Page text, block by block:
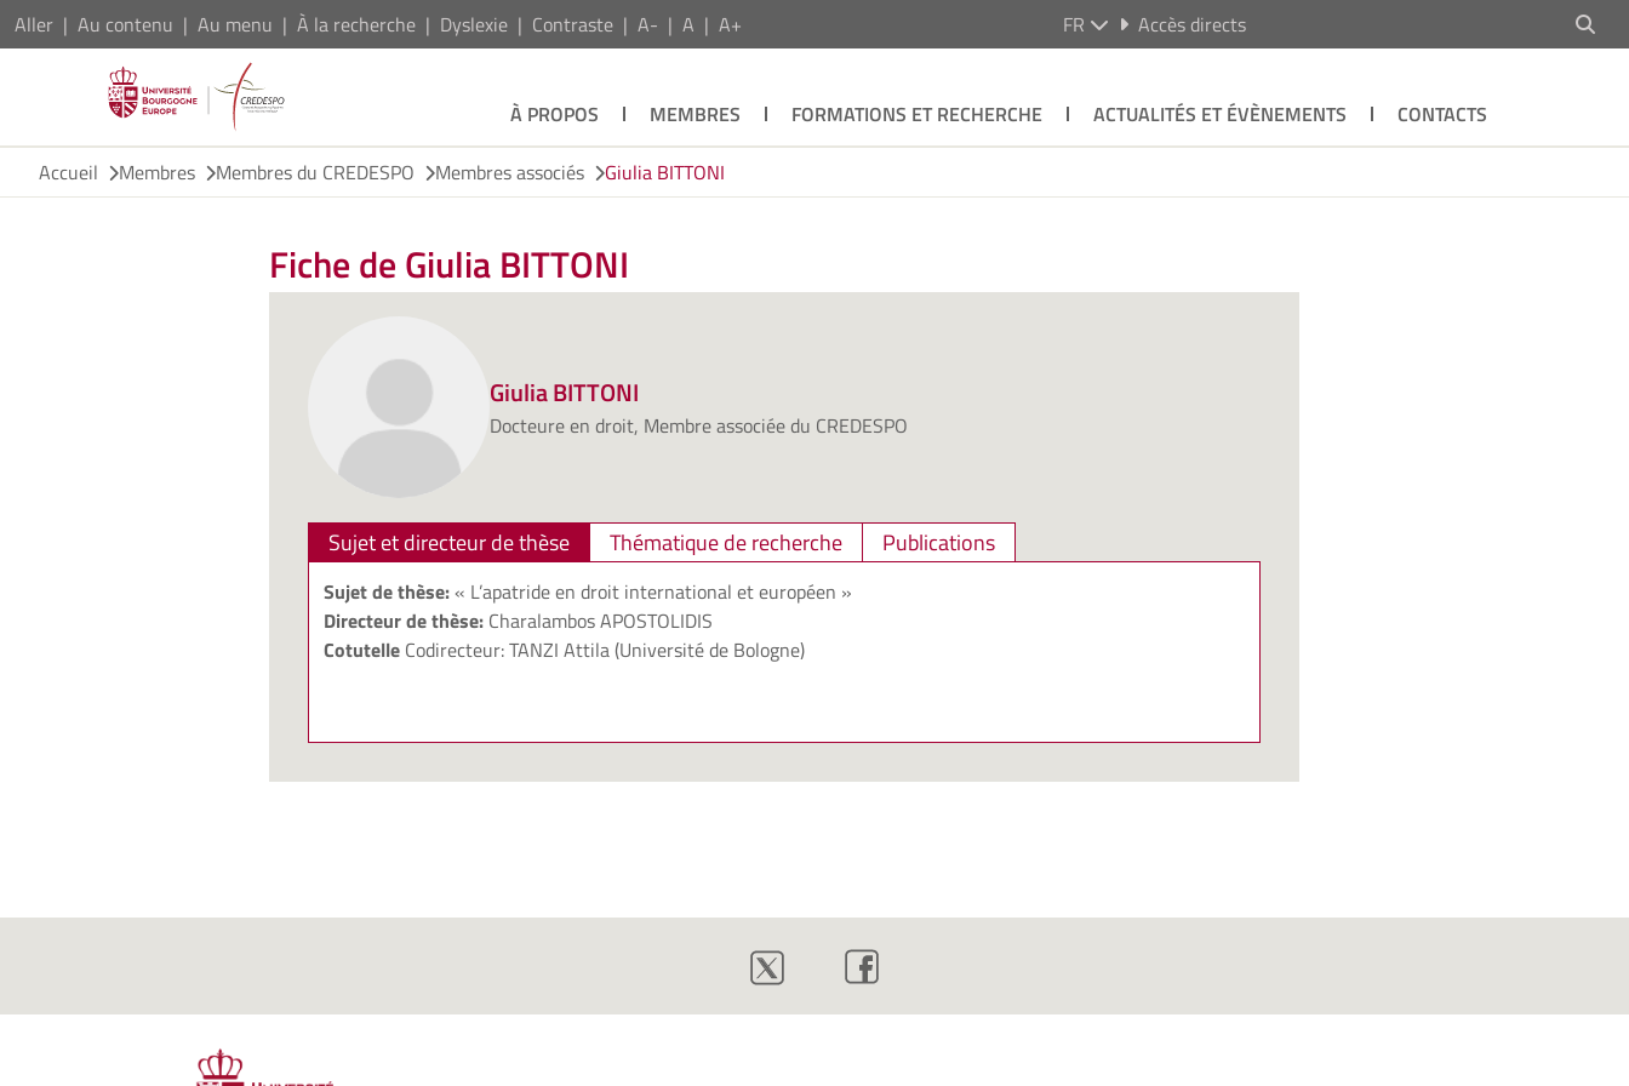
Aller Au contenu Au menu À la recherche Dyslexie Contraste A- A A+ FR Accès directs
À PROPOS MEMBRES FORMATIONS ET RECHERCHE ACTUALITÉS ET ÉVÈNEMENTS
CONTACTS
Accueil
Membres Membres du CREDESPO Membres associés Giulia BITTONI
Fiche de Giulia BITTONI
Giulia BITTONI
Docteure en droit, Membre associée du CREDESPO
Sujet et directeur de thèse Thématique de recherche Publications
Sujet de thèse:« L’apatride en droit international et européen »
Directeur de thèse: Charalambos APOSTOLIDIS
Cotutelle Codirecteur: TANZI Attila (Université de Bologne)